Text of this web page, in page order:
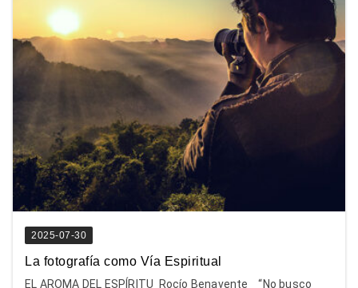
2025-07-30
La fotografía como Vía Espiritual
EL AROMA DEL ESPÍRITU Rocío Benavente “No busco